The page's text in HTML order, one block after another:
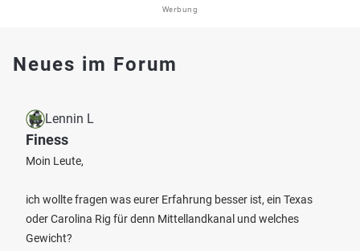
Werbung
Neues im Forum
Lennin L
Finess
Moin Leute,
ich wollte fragen was eurer Erfahrung besser ist, ein Texas
oder Carolina Rig für denn Mittellandkanal und welches
Gewicht?